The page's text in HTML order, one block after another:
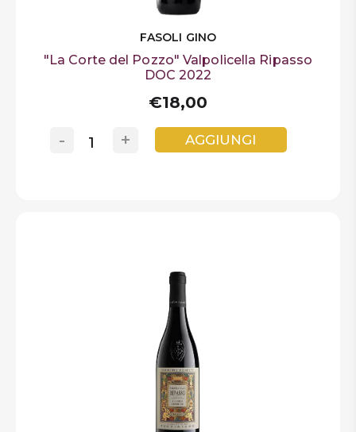
FASOLI GINO
"La Corte del Pozzo" Valpolicella Ripasso
DOC 2022
€18,00
+
- AGGIUNGI